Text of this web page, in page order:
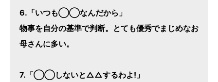
6.「いつも◯◯なんだから」
物事を自分の基準で判断。とても優秀でまじめなお
母さんに多い。
7.「◯◯しないと△△するわよ!」